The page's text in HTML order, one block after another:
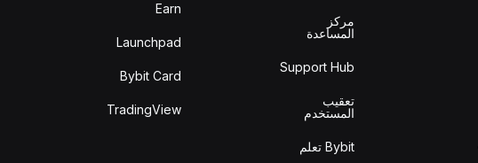
مركز
المساعدة
Support Hub
تعقيب
المستخدم
Bybit تعلم
Earn
Launchpad
Bybit Card
TradingView